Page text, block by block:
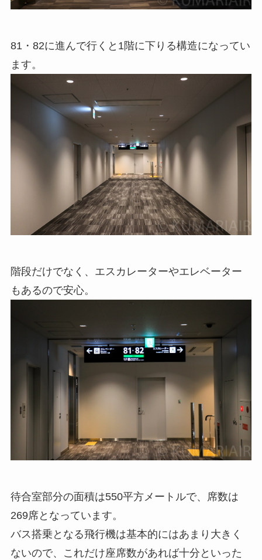
81・82に進んで行くと1階に下りる構造になってい
ます。
階段だけでなく、エスカレーターやエレベーター
もあるので安心。
待合室部分の面積は550平方メートルで、席数は
269席となっています。
バス搭乗となる飛行機は基本的にはあまり大きく
ないので、これだけ座席数があれば十分といった